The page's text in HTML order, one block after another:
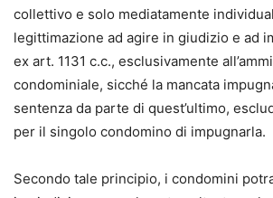
collettivo e solo mediatamente
legittimazione ad agire in giudizio e ad
ex art. 1131 c.c., esclusivamente
condominiale, sicché la mancata
sentenza da parte di quest’ultimo,
per il singolo condomino di impugnarla.
Secondo tale principio, i condomini